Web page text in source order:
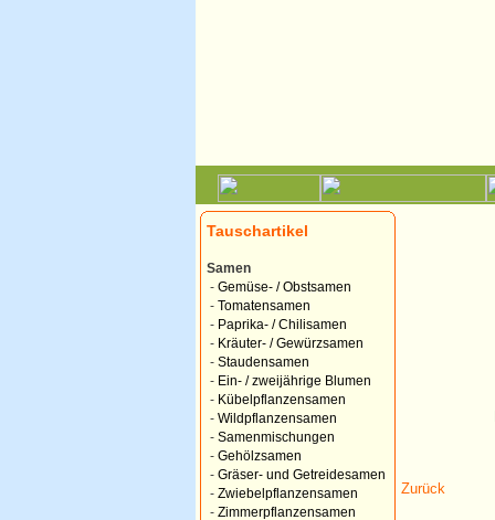
Tauschartikel
Samen
- Gemüse- / Obstsamen
- Tomatensamen
- Paprika- / Chilisamen
- Kräuter- / Gewürzsamen
- Staudensamen
- Ein- / zweijährige Blumen
- Kübelpflanzensamen
- Wildpflanzensamen
- Samenmischungen
- Gehölzsamen
- Gräser- und Getreidesamen
- Zwiebelpflanzensamen
- Zimmerpflanzensamen
Zurück